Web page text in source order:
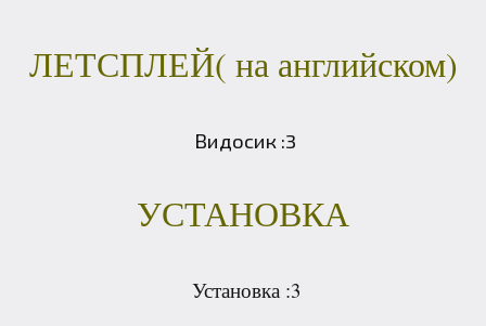
ЛЕТСПЛЕЙ( на английском)
Видосик :3
УСТАНОВКА
Установка :3